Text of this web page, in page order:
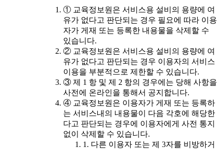
① 교육정보원은 서비스용 설비의 용량에 여
유가 없다고 판단되는 경우 필요에 따라 이용
자가 게재 또는 등록한 내용물을 삭제할 수
있습니다.
② 교육정보원은 서비스용 설비의 용량에 여
유가 없다고 판단되는 경우 이용자의 서비스
이용을 부분적으로 제한할 수 있습니다.
③ 제 1 항 및 제 2 항의 경우에는 당해 사항을
사전에 온라인을 통해서 공지합니다.
④ 교육정보원은 이용자가 게재 또는 등록하
는 서비스내의 내용물이 다음 각호에 해당한
다고 판단되는 경우에 이용자에게 사전 통지
없이 삭제할 수 있습니다.
1. 다른 이용자 또는 제 3자를 비방하거